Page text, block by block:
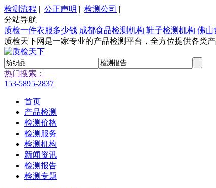
检测流程 | 公正声明 | 检测公司 |
分站导航
质检一件衣服多少钱 成都食品检测机构 鞋子检测机构 佛山
质检天下网是一家专业的产品检测平台，全方位提供各类
热门搜索：
153-5895-2837
首页
产品检测
检测价格
检测服务
检测机构
新闻资讯
检测报告
检测专题